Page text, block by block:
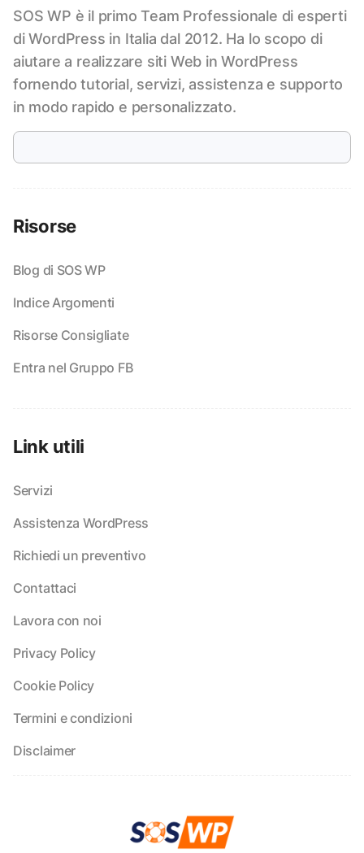
SOS WP è il primo Team Professionale di esperti
di WordPress in Italia dal 2012. Ha lo scopo di
aiutare a realizzare siti Web in WordPress
fornendo tutorial, servizi, assistenza e supporto
in modo rapido e personalizzato.
Risorse
Blog di SOS WP
Indice Argomenti
Risorse Consigliate
Entra nel Gruppo FB
Link utili
Servizi
Assistenza WordPress
Richiedi un preventivo
Contattaci
Lavora con noi
Privacy Policy
Cookie Policy
Termini e condizioni
Disclaimer